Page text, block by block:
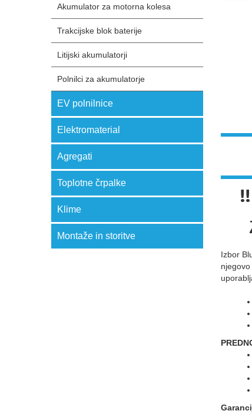
Akumulator za motorna kolesa
Trakcijske blok baterije
Litijski akumulatorji
Polnilci za akumulatorje
EV polnilnice
Elektromaterial
Agregati
Toplotne črpalke
Klime
Montaže in storitve
Izbor